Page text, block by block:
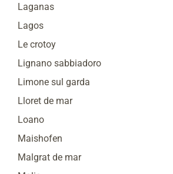
Laganas
Lagos
Le crotoy
Lignano sabbiadoro
Limone sul garda
Lloret de mar
Loano
Maishofen
Malgrat de mar